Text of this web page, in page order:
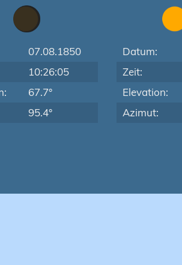
07.08.1850
10:26:05
67.7°
95.4°
Datum:
Zeit:
Elevation:
Azimut: